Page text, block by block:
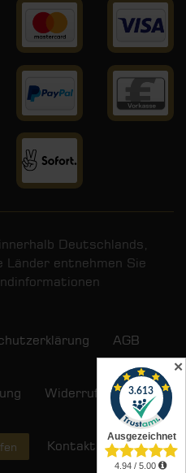
✕
Deutschlands,
entnehmen Sie
AGB
Widerrufs­recht
Kontakt